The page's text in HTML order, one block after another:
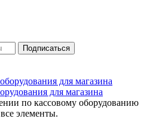
для магазина
по кассовому оборудованию
элементы.